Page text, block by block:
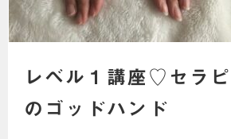
レベル１講座♡セラ
のゴッドハンド